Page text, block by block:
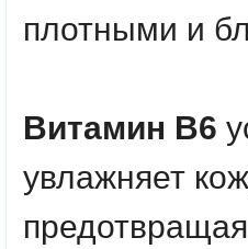
плотными и
Витамин В6
увлажняет